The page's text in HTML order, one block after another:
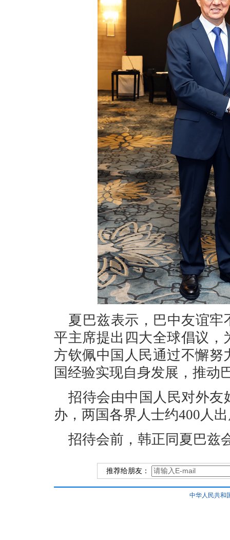
夏巴兹表示，巴中友谊
平主席提出四大全球倡议
方钦佩中国人民通过不懈
国经验实现自身发展，推动
招待会由中国人民对外友
办，两国各界人士约400人
招待会前，韩正同夏巴兹
推荐给朋友：
中华人民共和